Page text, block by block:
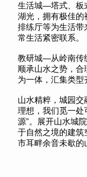
生活城—塔式、板
湖光，拥有极佳的
排练厅等为生活带
常生活紧密联系。
教研城—从岭南传
顺承山水之势，
为一体，汇集类型
山水精粹，城园
理想，我们觅一处
源”。展开山水城
于自然之境的建筑
市耳畔余音未歇的